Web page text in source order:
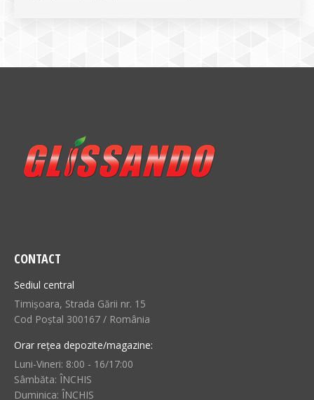
CONTACT
Sediul central
Timișoara, Strada Gării nr. 15
Cod Poștal 300167 / România
Orar rețea depozite/magazine:
Luni-Vineri: 8:00 - 16/17:00
Sâmbăta: ÎNCHIS
Duminica: ÎNCHIS